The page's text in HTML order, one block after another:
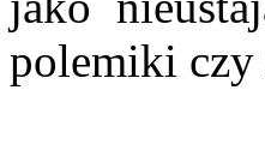
polemiki czy